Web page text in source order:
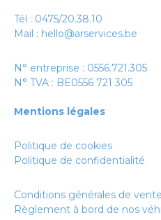
Tél : 0475/20.38.10
Mail : hello@arservices.be
N° entreprise : 0556.721.305
N° TVA : BE0556 721 305
Mentions légales
Politique de cookies
Politique de confidentialité
Conditions générales de vente
Règlement à bord de nos